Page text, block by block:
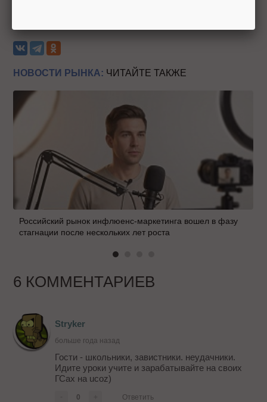
НОВОСТИ РЫНКА: ЧИТАЙТЕ ТАКЖЕ
Российский рынок инфлюенс-маркетинга вошел в фазу
стагнации после нескольких лет роста
6 КОММЕНТАРИЕВ
Stryker
больше года назад
Гости - школьники, завистники. неудачники.
Идите уроки учите и зарабатывайте на своих
ГСах на ucoz)
0 Ответить